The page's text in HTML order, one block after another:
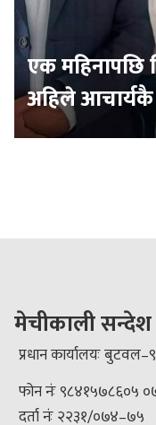
एक महिनापछि
अहिले आचार्यकै
मेचीकाली सन्देश
प्रधान कार्यालयः
फोन नंः ९८४१५७८६०५
दर्ता नंः २२३१/०७४–७५